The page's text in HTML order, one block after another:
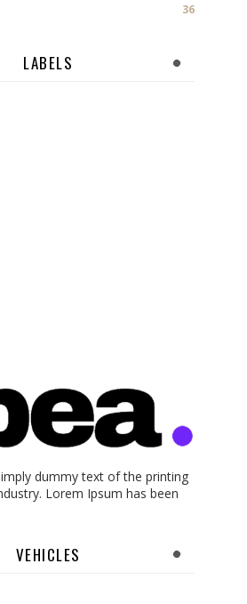
36
LABELS
dummy text of the printing
Lorem Ipsum has been
VEHICLES